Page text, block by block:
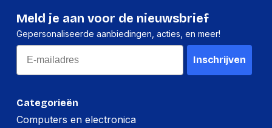
Categorieën
Computers en electronica
Meld je aan voor de nieuwsbrief
Gepersonaliseerde aanbiedingen, acties, en meer!
Email
Inschrijven